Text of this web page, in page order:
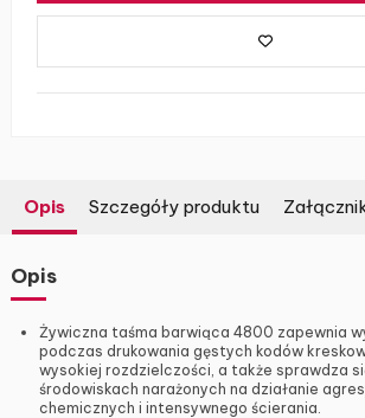
Opis Szczegóły produktu
Opis
Żywiczna taśma barwiąca 4800 zapewnia
podczas drukowania gęstych kodów
wysokiej rozdzielczości, a także sprawdza
środowiskach narażonych na działanie
chemicznych i intensywnego ścierania.